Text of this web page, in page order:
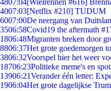
4807:04[Wielrennen #616]
4007:03[Netflix #210] TUDUM
6007:00De neergang van
3506:58Covid19 the aftermath
1806:48Migranten breken door
8806:37Het grote goedemorgen
3806:32Voorspel hier het weer
18706:23Politieke meme's en
13906:21Verander één letter:
1906:04Het grote dagelijkse